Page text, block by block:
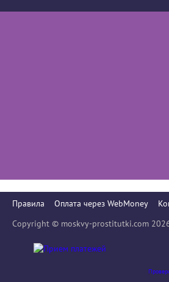
Правила Оплата через WebMoney
Copyright © moskvy-prostitutki.com